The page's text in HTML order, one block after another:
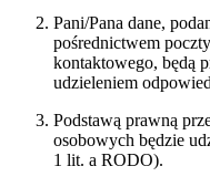
Pani/Pana dane,
pośrednictwem
kontaktowego, będą
udzieleniem
Podstawą prawną
osobowych będzie
1 lit. a RODO).